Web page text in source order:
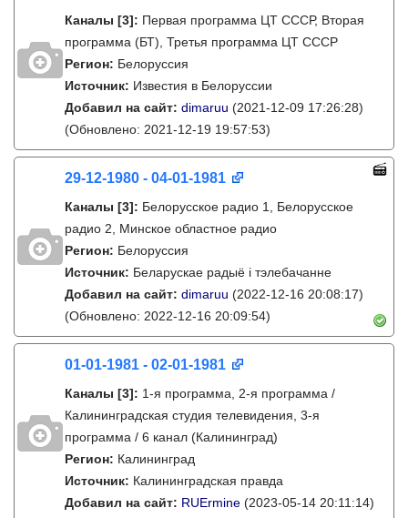
Каналы [3]: Первая программа ЦТ СССР, Вторая
программа (БТ), Третья программа ЦТ СССР
Регион: Белоруссия
Источник: Известия в Белоруссии
Добавил на сайт: dimaruu (2021-12-09 17:26:28)
(Обновлено: 2021-12-19 19:57:53)
29-12-1980 - 04-01-1981
Каналы [3]: Белорусское радио 1, Белорусское
радио 2, Минское областное радио
Регион: Белоруссия
Источник: Беларускае радыё і тэлебачанне
Добавил на сайт: dimaruu (2022-12-16 20:08:17)
(Обновлено: 2022-12-16 20:09:54)
01-01-1981 - 02-01-1981
Каналы [3]: 1-я программа, 2-я программа /
Калининградская студия телевидения, 3-я
программа / 6 канал (Калининград)
Регион: Калининград
Источник: Калининградская правда
Добавил на сайт: RUErmine (2023-05-14 20:11:14)